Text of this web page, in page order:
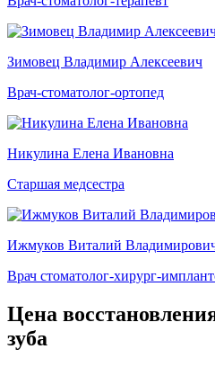
Зимовец Владимир Алексеевич
Врач-стоматолог-ортопед
Никулина Елена Ивановна
Старшая медсестра
Ижмуков Виталий
Врач стоматолог-хирург-
Цена
зуба